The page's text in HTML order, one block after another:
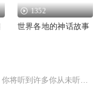
1352
世界各地的神话故事